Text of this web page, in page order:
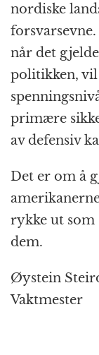
nordiske
når det
politikken,
primære
av defensiv
Det er om å
rykke ut som
dem.
Øystein
Vaktmester